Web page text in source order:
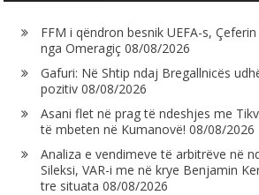
FFM i qëndron besnik UEFA-s,
nga Omeragiç 08/08/2026
Gafuri: Në Shtip ndaj Bregallnicës
pozitiv 08/08/2026
Asani flet në prag të ndeshjes me
të mbeten në Kumanovë! 08/08/2026
Analiza e vendimeve të arbitrëve në
Sileksi, VAR-i me në krye Benjamin
tre situata 08/08/2026